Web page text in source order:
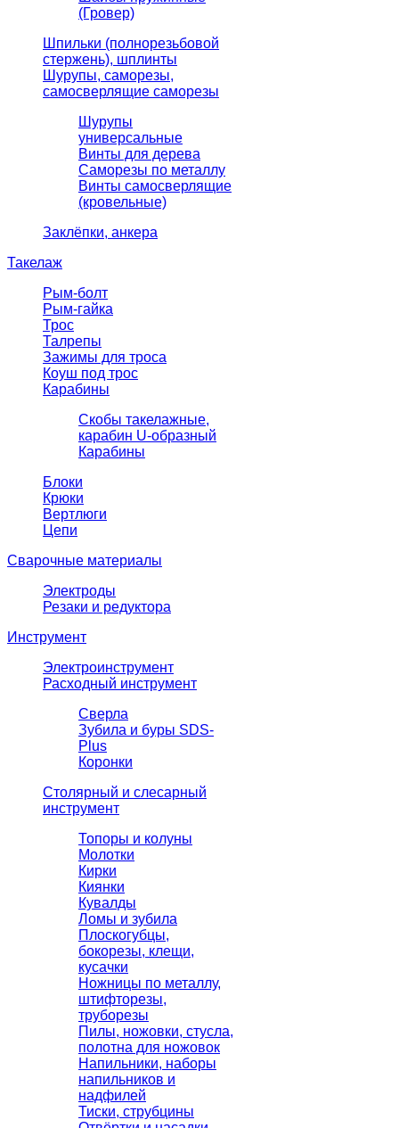
(Гровер)
Шпильки (полнорезьбовой
стержень), шплинты
Шурупы, саморезы,
самосверлящие саморезы
Шурупы
универсальные
Винты для дерева
Саморезы по металлу
Винты самосверлящие
(кровельные)
Заклёпки, анкера
Такелаж
Рым-болт
Рым-гайка
Трос
Талрепы
Зажимы для троса
Коуш под трос
Карабины
Скобы такелажные,
карабин U-образный
Карабины
Блоки
Крюки
Вертлюги
Цепи
Сварочные материалы
Электроды
Резаки и редуктора
Инструмент
Электроинструмент
Расходный инструмент
Сверла
Зубила и буры SDS-
Plus
Коронки
Столярный и слесарный
инструмент
Топоры и колуны
Молотки
Кирки
Киянки
Кувалды
Ломы и зубила
Плоскогубцы,
бокорезы, клещи,
кусачки
Ножницы по металлу,
штифторезы,
труборезы
Пилы, ножовки, стусла,
полотна для ножовок
Напильники, наборы
напильников и
надфилей
Тиски, струбцины